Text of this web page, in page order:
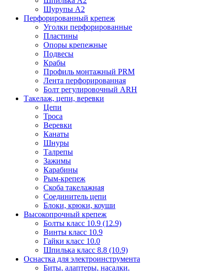
Шурупы А2
Перфорированный крепеж
Уголки перфорированные
Пластины
Опоры крепежные
Подвесы
Крабы
Профиль монтажный PRM
Лента перфорированная
Болт регулировочный ARH
Такелаж, цепи, веревки
Цепи
Троса
Веревки
Канаты
Шнуры
Талрепы
Зажимы
Карабины
Рым-крепеж
Скоба такелажная
Соединитель цепи
Блоки, крюки, коуши
Высокопрочный крепеж
Болты класс 10.9 (12.9)
Винты класс 10.9
Гайки класс 10.0
Шпилька класс 8.8 (10.9)
Оснастка для электроинструмента
Биты, адаптеры, насадки.